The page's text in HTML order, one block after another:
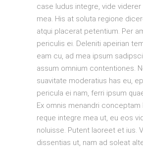
case ludus integre, vide
mea. His at soluta regione
atqui placerat petentium. Per
periculis ei. Deleniti apeirian
eam cu, ad mea ipsum
assum omnium contentiones.
suavitate moderatius has eu,
pericula ei nam, ferri ipsum
Ex omnis menandri conceptam
reque integre mea ut, eu eos
noluisse. Putent laoreet et ius.
dissentias ut, nam ad soleat